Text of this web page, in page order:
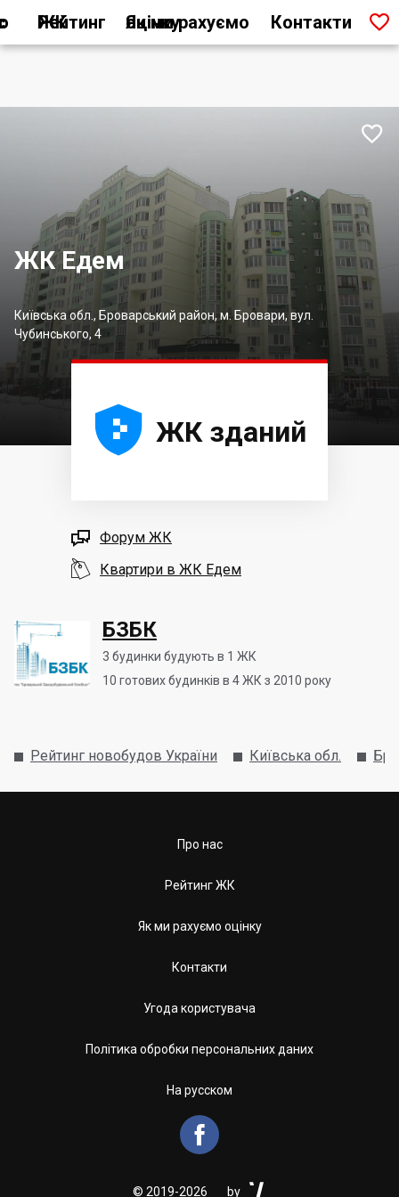
Рейтинг ЖК Як ми рахуємо оцінку Контакти 
ЖК Едем
Київська обл., Броварський район, м. Бровари, вул.
Чубинського, 4

БЗБК
3 будинки будують в 1 ЖК
10 готових будинків в 4 ЖК з 2010 року




 ЖК зданий
 Форум ЖК
 Квартири в ЖК Едем
Рейтинг новобудов України Київська обл.
Про нас
Рейтинг ЖК
Як ми рахуємо оцінку
Контакти
Угода користувача
Політика обробки персональних даних
На русском

© 2019-2026 by 